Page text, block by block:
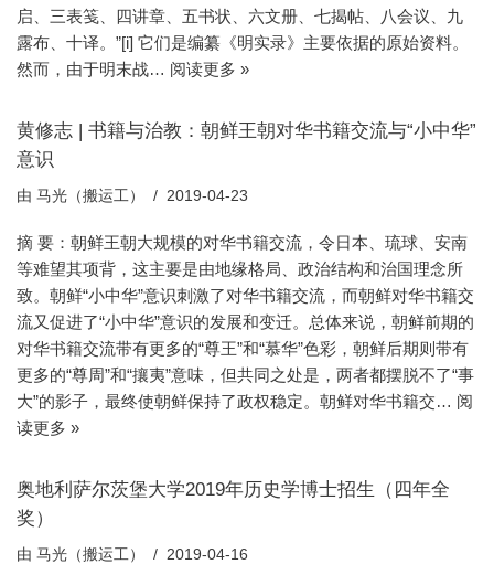
启、三表笺、四讲章、五书状、六文册、七揭帖、八会议、九
露布、十译。”[i] 它们是编纂《明实录》主要依据的原始资料。
然而，由于明末战… 阅读更多 »
黄修志 | 书籍与治教：朝鲜王朝对华书籍交流与“小中华”
意识
由 马光（搬运工） 2019-04-23
摘 要：朝鲜王朝大规模的对华书籍交流，令日本、琉球、安南
等难望其项背，这主要是由地缘格局、政治结构和治国理念所
致。朝鲜“小中华”意识刺激了对华书籍交流，而朝鲜对华书籍交
流又促进了“小中华”意识的发展和变迁。总体来说，朝鲜前期的
对华书籍交流带有更多的“尊王”和“慕华”色彩，朝鲜后期则带有
更多的“尊周”和“攘夷”意味，但共同之处是，两者都摆脱不了“事
大”的影子，最终使朝鲜保持了政权稳定。朝鲜对华书籍交… 阅
读更多 »
奥地利萨尔茨堡大学2019年历史学博士招生（四年全
奖）
由 马光（搬运工） 2019-04-16